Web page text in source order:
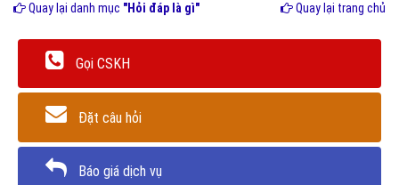
Quay lại danh mục "Hỏi đáp là gì" Quay lại trang chủ
Gọi CSKH
Đặt câu hỏi
Báo giá dịch vụ